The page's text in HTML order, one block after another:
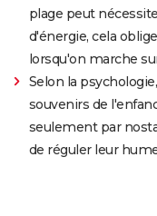
plage peut
d'énergie, cela
lorsqu'on marche
Selon la
souvenirs de
seulement par
de réguler leur